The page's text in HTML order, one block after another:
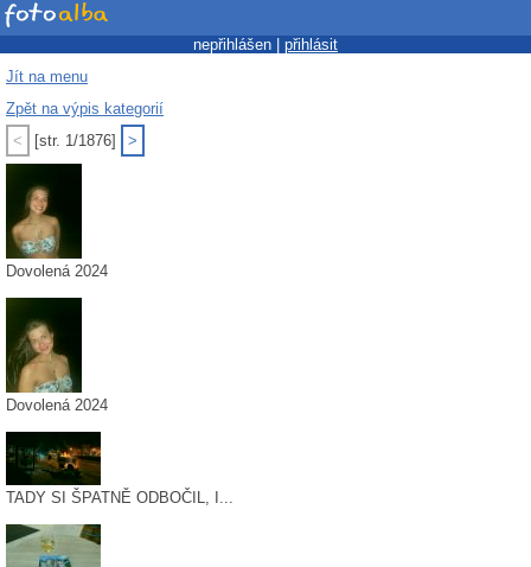
nepřihlášen | přihlásit
Jít na menu
Zpět na výpis kategorií
<
[str. 1/1876] >
Dovolená 2024
Dovolená 2024
TADY SI ŠPATNĚ ODBOČIL, I...